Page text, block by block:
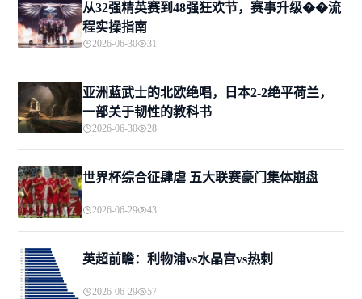
从32强精英赛到48强狂欢节，赛事升级��流
程实操指南
2026-06-30 31
亚洲蓝武士的北欧绝唱，日本2-2绝平荷兰，
一部关于韧性的教科书
2026-06-30 28
世界杯综合征肆虐 五大联赛豪门集体崩盘
2026-06-29 43
英超前瞻：利物浦vs水晶宫vs热刺
2026-06-29 57